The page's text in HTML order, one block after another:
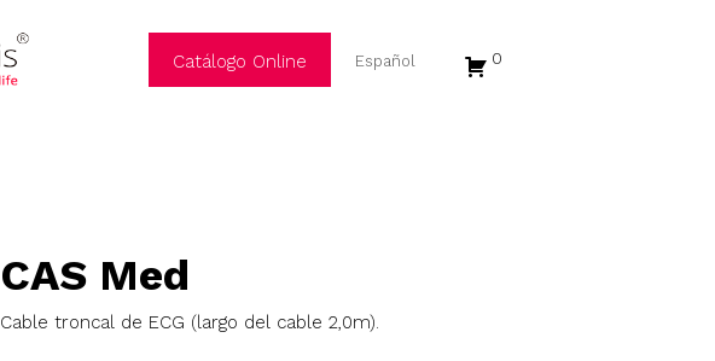
Catálogo Online 0
CAS Med
Cable troncal de ECG (largo del cable 2,0m).